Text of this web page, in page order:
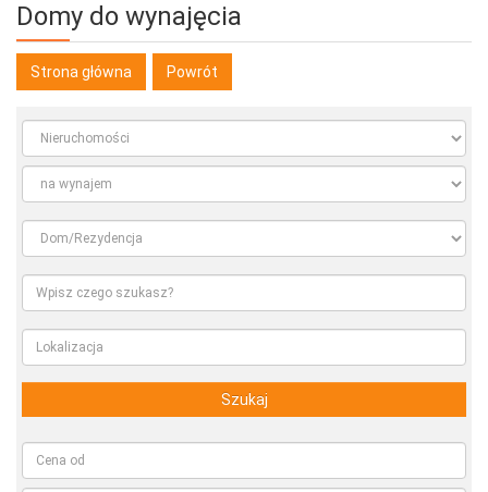
Domy do wynajęcia
Strona główna Powrót
Szukaj